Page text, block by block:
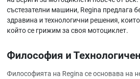
състезателни машини, Regina предлага
здравина и технологични решения,
който се грижим за своя мотоциклет.
Философия и
Философията на Regina се основава на